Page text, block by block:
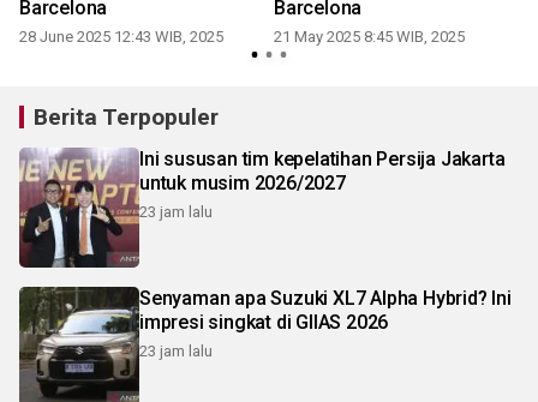
Barcelona
28 June 2025 12:43 WIB, 2025
Barcelona
21 May 2025 8:45 WIB, 2025
Berita Terpopuler
Ini sususan tim kepelatihan Persija Jakarta
untuk musim 2026/2027
23 jam lalu
Senyaman apa Suzuki XL7 Alpha Hybrid? Ini
impresi singkat di GIIAS 2026
23 jam lalu